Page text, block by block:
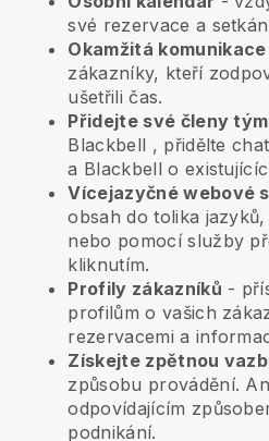
své rezervace a
Okamžitá komunikace
zákazníky, kteří
ušetřili čas.
Přidejte své členy
Blackbell , přidělte
a Blackbell o
Vícejazyčné webové
obsah do tolika
nebo pomocí služby
kliknutím.
Profily zákazníků -
profilům o vašich
rezervacemi a
Získejte zpětnou
způsobu provádění.
odpovídajícím
podnikání.